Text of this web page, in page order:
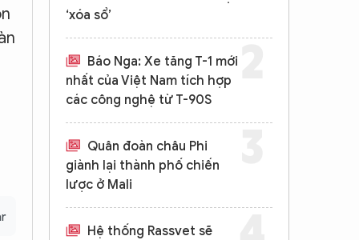
‘xóa sổ’
Báo Nga: Xe tăng T-1 mới
nhất của Việt Nam tích hợp
các công nghệ từ T-90S
Quân đoàn châu Phi
giành lại thành phố chiến
lược ở Mali
Hệ thống Rassvet sẽ